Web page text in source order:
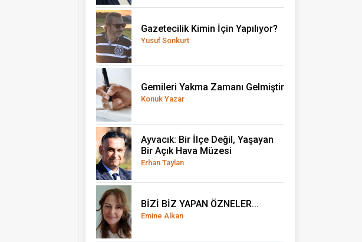
Gazetecilik Kimin İçin Yapılıyor?
Yusuf Sonkurt
Gemileri Yakma Zamanı Gelmiştir
Konuk Yazar
Ayvacık: Bir İlçe Değil, Yaşayan
Bir Açık Hava Müzesi
Erhan Taylan
BİZİ BİZ YAPAN ÖZNELER...
Emine Alkan